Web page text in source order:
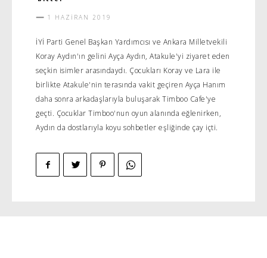
1 HAZIRAN 2019
İYİ Parti Genel Başkan Yardımcısı ve Ankara Milletvekili
Koray Aydın'ın gelini Ayça Aydın, Atakule'yi ziyaret eden
seçkin isimler arasındaydı. Çocukları Koray ve Lara ile
birlikte Atakule'nin terasında vakit geçiren Ayça Hanım
daha sonra arkadaşlarıyla buluşarak Timboo Cafe'ye
geçti. Çocuklar Timboo'nun oyun alanında eğlenirken,
Aydın da dostlarıyla koyu sohbetler eşliğinde çay içti.